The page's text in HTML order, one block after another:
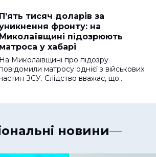
П’ять тисяч доларів за
фронту: на
Миколаївщині підозрюють
матроса у хабарі
На Миколаївщині про підозру
матросу однієї з військових
ЗСУ. Слідство вважає, що…
новини